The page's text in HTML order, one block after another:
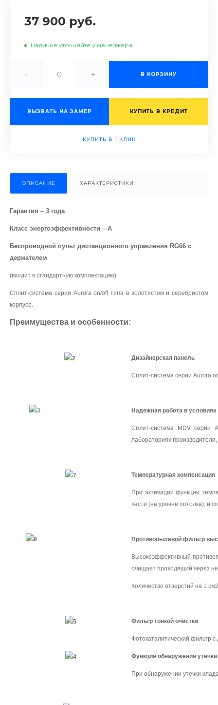
37 900 руб.
Наличие уточняйте у менеджера
- +
ВЫЗВАТЬ НА ЗАМЕР
В КОРЗИНУ
КУПИТЬ В КРЕДИТ
КУПИТЬ В 1 КЛИК
ОПИСАНИЕ ХАРАКТЕРИСТИКИ
Гарантия – 3 года
Класс энергоэффективности – А
Беспроводной пульт дистанционного управления RG66 с
держателем
(входит в стандартную комплектацию)
Сплит-система серии Aurora on/off типа в золотистом и серебристом
корпусе.
Преимущества и особенности:
Дизайнерская панель
Сплит-система серии Aurora
Надежная работа в
Сплит-система MDV серии
лабораториях
Температурная компенсация
При активации функции
части (на уровне потолка), и
Противопылевой фильтр
Высокоэффективный
очищает проходящий через
Количество отверстий на 1
Фильтр тонкой очистки
Фотокаталитический фильтр
Функция обнаружения
При обнаружении утечки